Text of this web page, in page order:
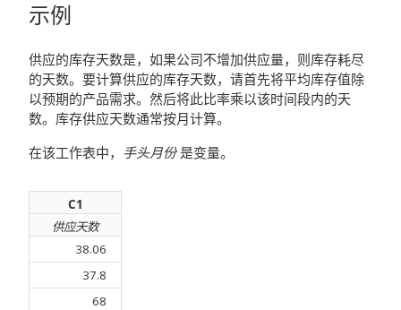
示例
供应的库存天数是，如果公司不增加供应量，则库存耗尽
的天数。要计算供应的库存天数，请首先将平均库存值除
以预期的产品需求。然后将此比率乘以该时间段内的天
数。库存供应天数通常按月计算。
在该工作表中， 手头月份是变量。
C1
供应天数
38.06
37.8
68